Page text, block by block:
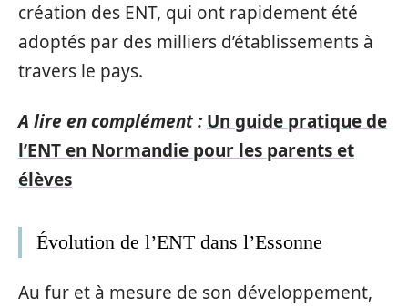
création des ENT, qui ont rapidement été
adoptés par des milliers d’établissements à
travers le pays.
A lire en complément : Un guide pratique de
l’ENT en Normandie pour les parents et
élèves
Évolution de l’ENT dans l’Essonne
Au fur et à mesure de son développement,